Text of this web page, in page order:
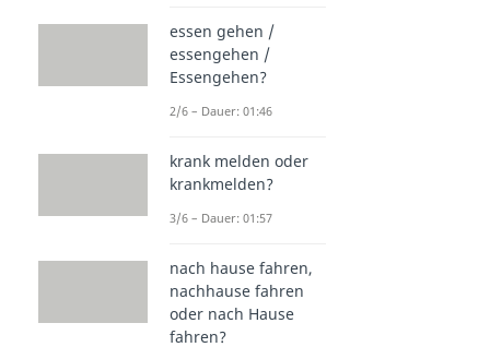
essen gehen /
essengehen /
Essengehen?
2/6 – Dauer: 01:46
krank melden oder
krankmelden?
3/6 – Dauer: 01:57
nach hause fahren,
nachhause fahren
oder nach Hause
fahren?